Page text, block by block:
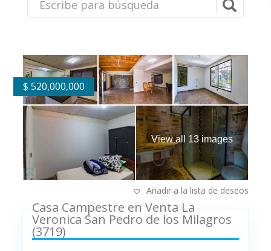
$ 520,000,000
View all 13 images
Añadir a la lista de deseos
Casa Campestre en Venta La
Veronica San Pedro de los Milagros
(3719)